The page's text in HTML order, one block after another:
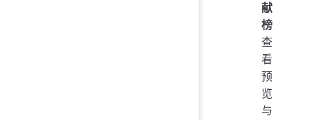
献
榜
查
看
预
览
与